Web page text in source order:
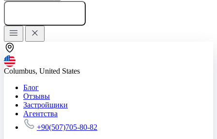
Columbus, United States
Блог
Отзывы
Застройщики
Агентства
+90(507)705-80-82